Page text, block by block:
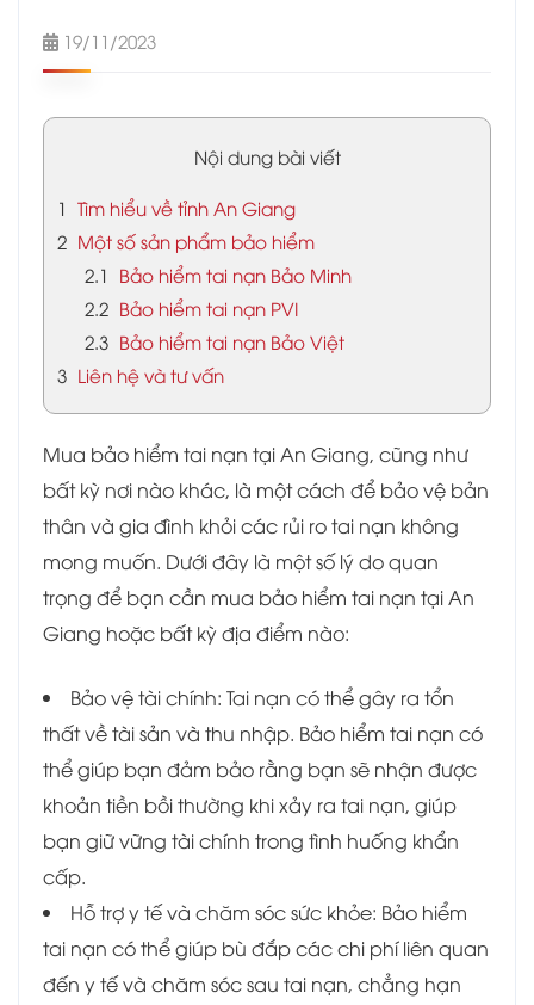
19/11/2023
Nội dung bài viết
1 Tìm hiểu về tỉnh An Giang
2 Một số sản phẩm bảo hiểm
2.1
Bảo hiểm tai nạn Bảo Minh
2.2 Bảo hiểm tai nạn PVI
2.3 Bảo hiểm tai nạn Bảo Việt
3 Liên hệ và tư vấn
Mua bảo hiểm tai nạn tại An Giang, cũng như
bất kỳ nơi nào khác, là một cách để bảo vệ bản
thân và gia đình khỏi các rủi ro tai nạn không
mong muốn. Dưới đây là một số lý do quan
trọng để bạn cần mua bảo hiểm tai nạn tại An
Giang hoặc bất kỳ địa điểm nào:
Bảo vệ tài chính: Tai nạn có thể gây ra tổn
thất về tài sản và thu nhập. Bảo hiểm tai nạn có
thể giúp bạn đảm bảo rằng bạn sẽ nhận được
khoản tiền bồi thường khi xảy ra tai nạn, giúp
bạn giữ vững tài chính trong tình huống khẩn
cấp.
Hỗ trợ y tế và chăm sóc sức khỏe: Bảo hiểm
tai nạn có thể giúp bù đắp các chi phí liên quan
đến y tế và chăm sóc sau tai nạn, chẳng hạn